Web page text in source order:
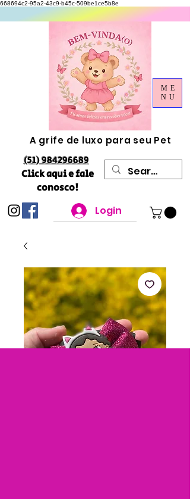
668694c2-95a2-43c9-b45c-509be1ce5b8e
A grife de luxo para seu Pet
(51) 984296689
Click aqui e fale
conosco!
Login
ME
NU